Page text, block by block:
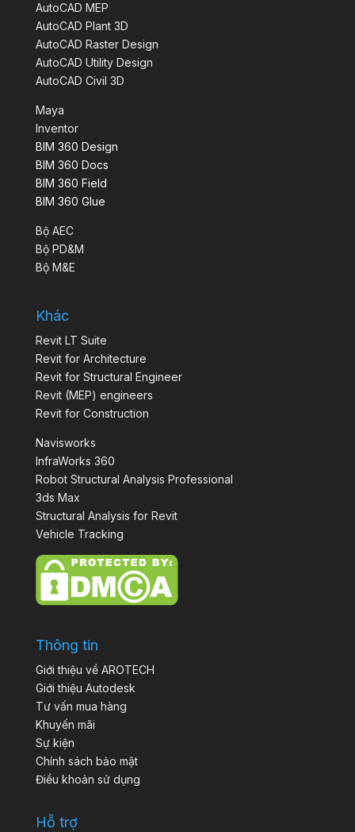
AutoCAD MEP
AutoCAD Plant 3D
AutoCAD Raster Design
AutoCAD Utility Design
AutoCAD Civil 3D
Maya
Inventor
BIM 360 Design
BIM 360 Docs
BIM 360 Field
BIM 360 Glue
Bộ AEC
Bộ PD&M
Bộ M&E
Khác
Revit LT Suite
Revit for Architecture
Revit for Structural Engineer
Revit (MEP) engineers
Revit for Construction
Navisworks
InfraWorks 360
Robot Structural Analysis Professional
3ds Max
Structural Analysis for Revit
Vehicle Tracking
Thông tin
Giới thiệu về AROTECH
Giới thiệu Autodesk
Tư vấn mua hàng
Khuyến mãi
Sự kiện
Chính sách bảo mật
Điều khoản sử dụng
Hỗ trợ